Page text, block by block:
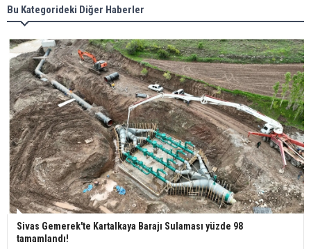
Meral Akşener ile Müsavat Dervişoğlu cenazede
görüntülendi
29 Mayıs okullar tatil mi?
Bilim kurgu gerçekleşiyor... Dondurulmuş
insanları hayata döndürecek keşif
Ünlü türkücü Mahmut Tuncer estetik operasyon
geçirdi: Son hali gündem oldu
Bu Kategorideki Diğer Haberler
Sivas Gemerek'te Kartalkaya Barajı Sulaması yüzde 98
tamamlandı!